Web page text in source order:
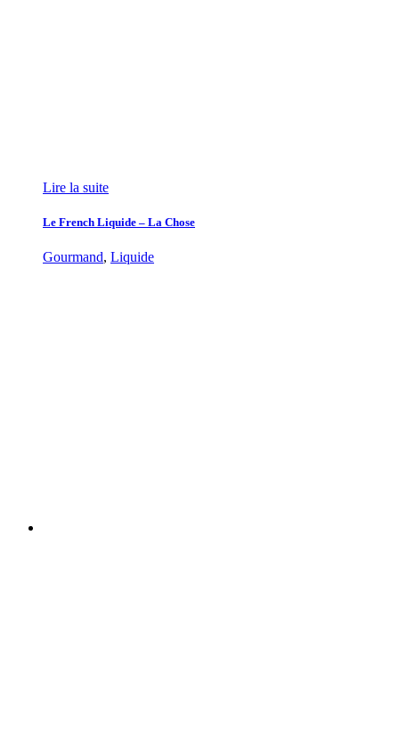
Lire la suite
Le French Liquide – La Chose
Gourmand, Liquide